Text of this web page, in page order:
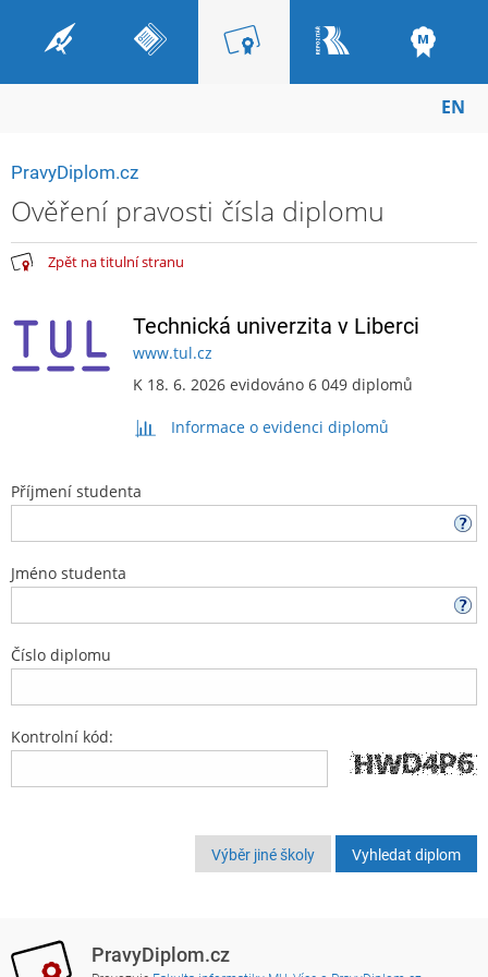
EN
PravyDiplom.cz
Ověření pravosti čísla diplomu
Zpět na titulní stranu
Technická univerzita v Liberci
www.tul.cz
K 18. 6. 2026 evidováno 6 049 diplomů
Informace o evidenci diplomů
Příjmení studenta
Jméno studenta
Číslo diplomu
Kontrolní kód:
Výběr jiné školy
PravyDiplom.cz